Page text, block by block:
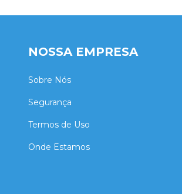
NOSSA EMPRESA
Sobre Nós
Segurança
Termos de Uso
Onde Estamos